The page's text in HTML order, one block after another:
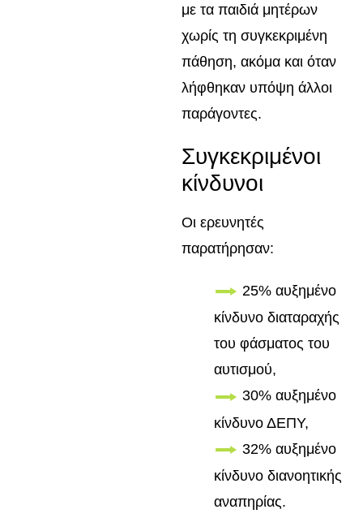
με τα παιδιά μητέρων
χωρίς τη συγκεκριμένη
πάθηση, ακόμα και όταν
λήφθηκαν υπόψη άλλοι
παράγοντες.
Συγκεκριμένοι
κίνδυνοι
Οι ερευνητές
παρατήρησαν:
25% αυξημένο
κίνδυνο διαταραχής
του φάσματος του
αυτισμού,
30% αυξημένο
κίνδυνο ΔΕΠΥ,
32% αυξημένο
κίνδυνο διανοητικής
αναπηρίας.